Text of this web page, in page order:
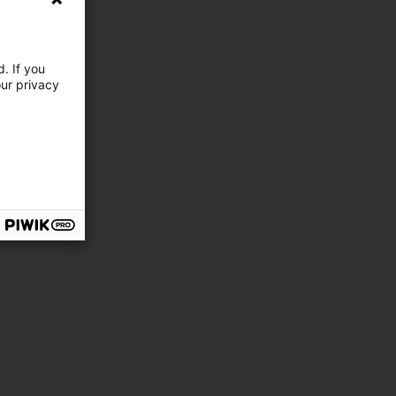
If you
privacy